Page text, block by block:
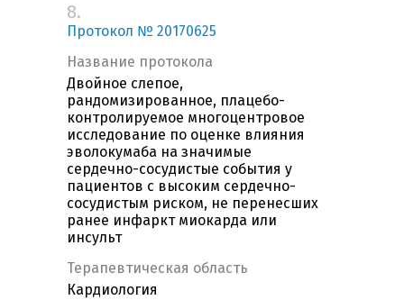
8.
Протокол № 20170625
Название протокола
Двойное слепое,
рандомизированное, плацебо-
контролируемое многоцентровое
исследование по оценке влияния
эволокумаба на значимые
сердечно-сосудистые события у
пациентов с высоким сердечно-
сосудистым риском, не перенесших
ранее инфаркт миокарда или
инсульт
Терапевтическая область
Кардиология